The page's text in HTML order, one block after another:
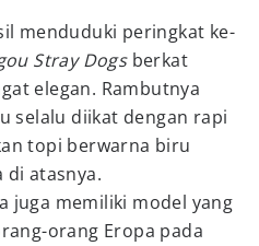
menduduki peringkat ke-
Stray Dogsberkat
elegan. Rambutnya
selalu diikat dengan rapi
topi berwarna biru
di atasnya.
juga memiliki model yang
orang Eropa pada